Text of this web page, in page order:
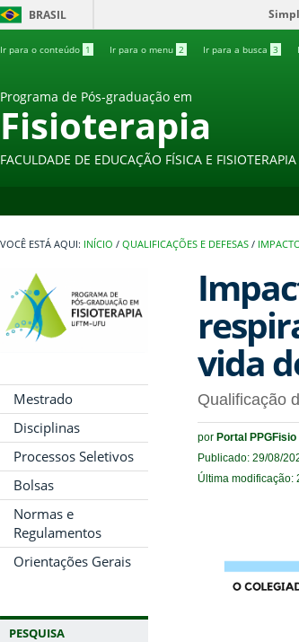
BRASIL
Ir para o conteúdo 1 Ir para o menu 2 Ir para a busca 3
Programa de Pós-graduação em
Fisioterapia
FACULDADE DE EDUCAÇÃO FÍSICA E
INÍCIO / QUALIFICAÇÕES E DEFESAS /
Mestrado
Disciplinas
Processos Seletivos
Bolsas
Normas e
Regulamentos
Orientações Gerais
PESQUISA
vida
Qualificação
por Portal PPGFisio
Publicado: 29/08/
Última modificação: